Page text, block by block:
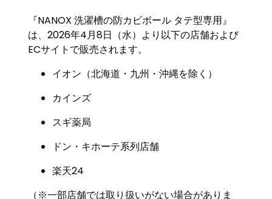
『NANOX 洗濯槽の防カビボール タテ型専用』
は、2026年4月8日（水）より以下の店舗および
ECサイトで販売されます。
イオン（北海道・九州・沖縄を除く）
カインズ
スギ薬局
ドン・キホーテ系列店舗
楽天24
（※一部店舗では取り扱いがない場合がありま